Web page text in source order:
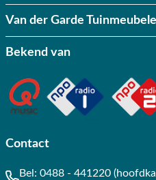
Van der Garde
Bekend van
Contact
Bel: 0488 - 441220